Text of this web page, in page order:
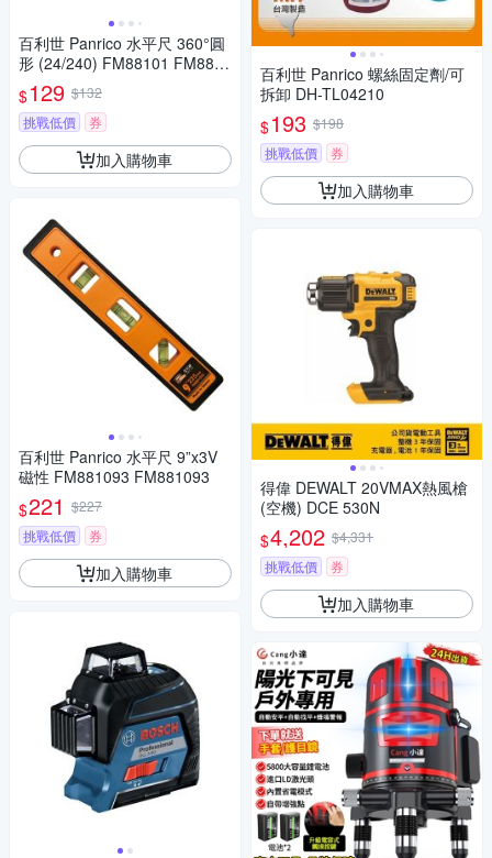
百利世 Panrico 水平尺 360°圓
形 (24/240) FM88101 FM8810
$129 $132
挑戰低價
券
加入購物車
百利世 Panrico 水平尺 9”x3V
磁性 FM881093 FM881093
$221 $227
挑戰低價
券
加入購物車
百利世 Panrico 螺絲固定劑/可
拆卸 DH-TL04210
$193 $198
挑戰低價
券
加入購物車
得偉 DEWALT 20VMAX熱風槍
(空機) DCE 530N
$4,202 $4,331
挑戰低價
券
加入購物車